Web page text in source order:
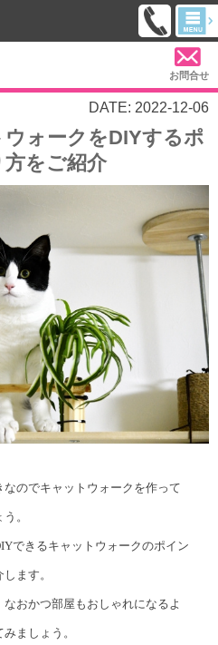
お問合せ
DATE: 2022-12-06
ォークをDIYするポ
をご紹介
のでキャットウォークを作って
。
できるキャットウォークのポイン
ます。
おかつ部屋もおしゃれになるよ
ましょう。